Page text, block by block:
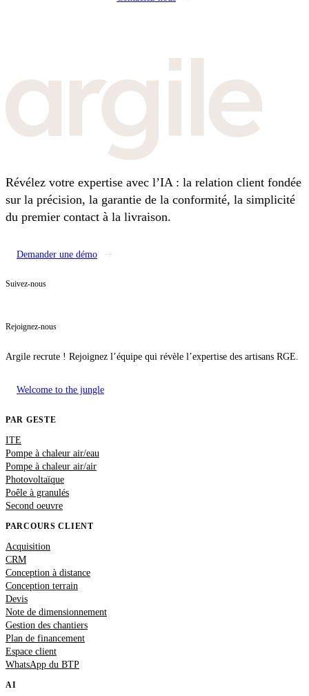
Révélez votre expertise avec l’IA : la relation client fondée
sur la précision, la garantie de la conformité, la simplicité
du premier contact à la livraison.
Demander une démo
Suivez-nous
Rejoignez-nous
Argile recrute ! Rejoignez l’équipe qui révèle l’expertise des artisans RGE.
Welcome to the jungle
PAR GESTE
ITE
Pompe à chaleur air/eau
Pompe à chaleur air/air
Photovoltaïque
Poêle à granulés
Second oeuvre
PARCOURS CLIENT
Acquisition
CRM
Conception à distance
Conception terrain
Devis
Note de dimensionnement
Gestion des chantiers
Plan de financement
Espace client
WhatsApp du BTP
AI